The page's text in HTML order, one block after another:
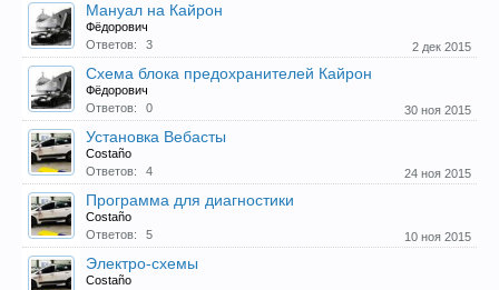
Мануал на Кайрон
Фёдорович
Ответов:
3 2 дек 2015
Схема блока предохранителей Кайрон
Фёдорович
Ответов:
0 30 ноя 2015
Установка Вебасты
Costaño
Ответов:
4 24 ноя 2015
Программа для диагностики
Costaño
Ответов:
5 10 ноя 2015
Электро-схемы
Costaño